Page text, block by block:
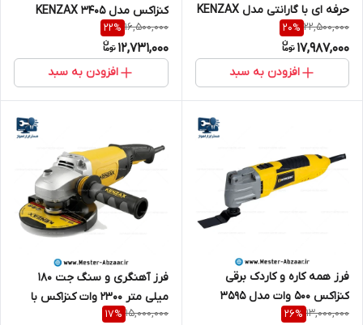
حرفه ای با گارانتی مدل KENZAX
3412 پالیش
22,500,000
20%
17,987,000
افزودن به سبد
کنزاکس مدل KENZAX 3405
16,500,000
22%
12,731,000
افزودن به سبد
فرز همه کاره و کاردک برقی
کنزاکس 500 وات مدل 3595
KENZAX
13,000,000
26%
فرز آهنگری و سنگ جت 180
میلی متر 2300 وات کنزاکس با
گارانتی مدل KENZAX KAG-3183
15,000,000
17%